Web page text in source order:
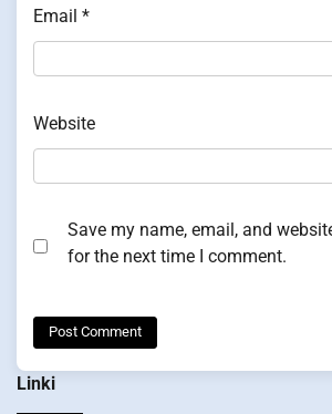
Email *
Website
Save my name, email, and
for the next time I comment.
Linki